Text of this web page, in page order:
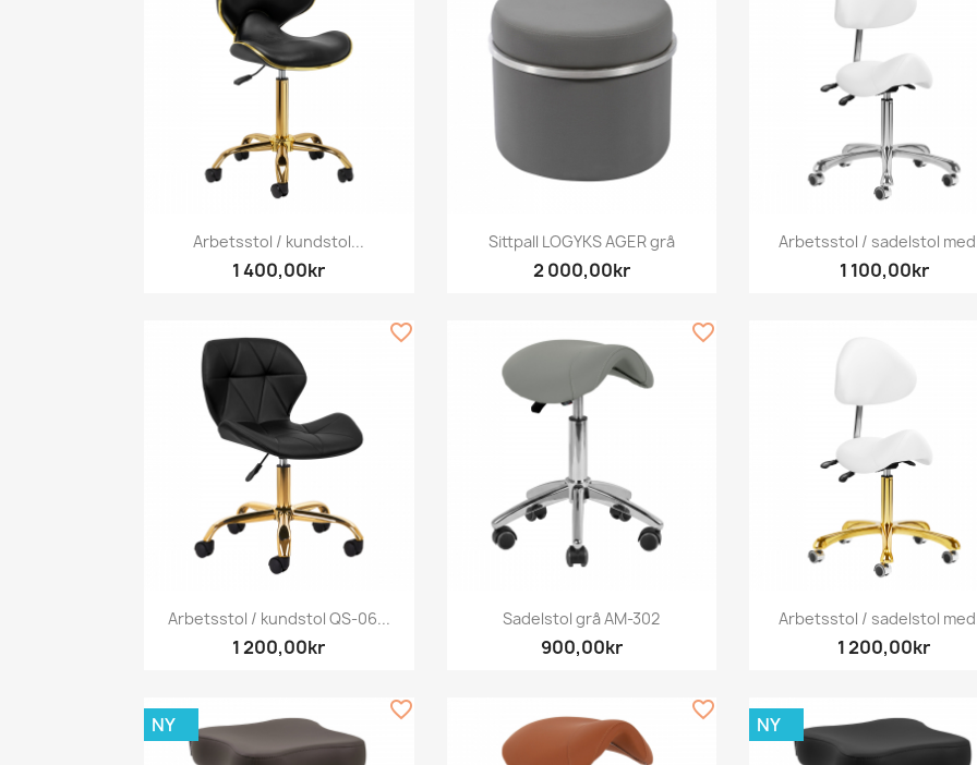
Snabbvy
Arbetsstol / kundstol...
1 400,00kr
Snabbvy
Sittpall LOGYKS AGER grå
2 000,00kr
 Snabbvy
Arbetsstol / sadelstol
1 100,00kr
Snabbvy
Arbetsstol / kundstol QS-06...
1 200,00kr
favorite_border
Snabbvy
Sadelstol grå AM-302
900,00kr
favorite_border
 Snabbvy
Arbetsstol / sadelstol
1 200,00kr
NY
favorite_border favorite_border
NY